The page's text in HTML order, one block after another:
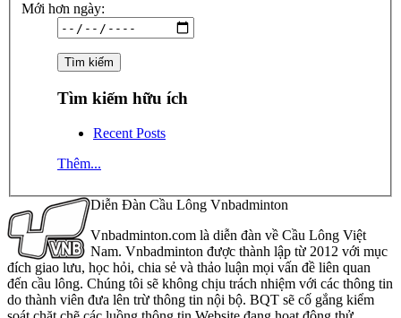
Mới hơn ngày:
Tìm kiếm hữu ích
Recent Posts
Thêm...
Diễn Đàn Cầu Lông Vnbadminton
Vnbadminton.com là diễn đàn về Cầu Lông Việt
Nam. Vnbadminton được thành lập từ 2012 với mục
đích giao lưu, học hỏi, chia sẻ và thảo luận mọi vấn đề liên quan
đến cầu lông. Chúng tôi sẽ không chịu trách nhiệm với các thông tin
do thành viên đưa lên trừ thông tin nội bộ. BQT sẽ cố gắng kiểm